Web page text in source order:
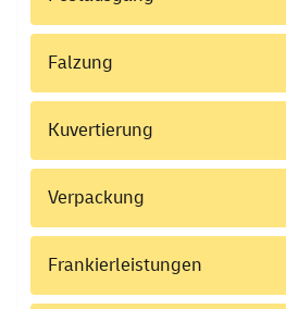
Falzung
Kuvertierung
Verpackung
Frankierleistungen